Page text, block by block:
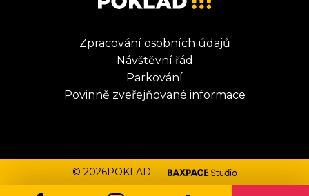
Zpracování osobních údajů
Návštěvní řád
Parkování
Povinně zveřejňované informace
© 2026POKLAD